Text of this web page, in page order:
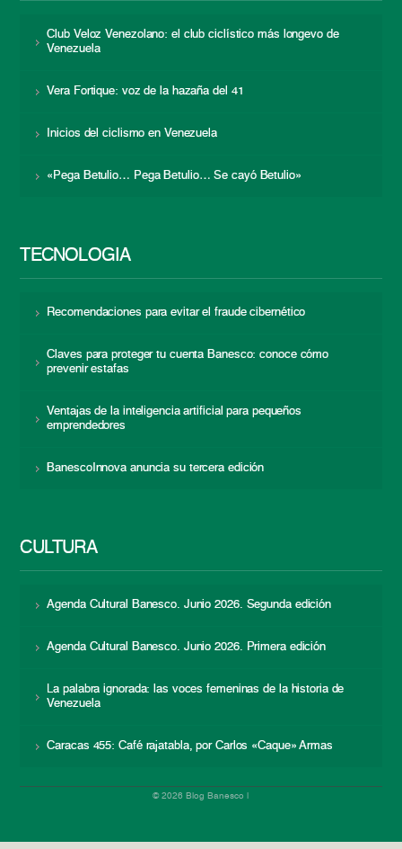
Club Veloz Venezolano: el club ciclístico más longevo de
Venezuela
Vera Fortique: voz de la hazaña del 41
Inicios del ciclismo en Venezuela
«Pega Betulio… Pega Betulio… Se cayó Betulio»
TECNOLOGÍA
Recomendaciones para evitar el fraude cibernético
Claves para proteger tu cuenta Banesco: conoce cómo
prevenir estafas
Ventajas de la inteligencia artificial para pequeños
emprendedores
BanescoInnova anuncia su tercera edición
CULTURA
Agenda Cultural Banesco. Junio 2026. Segunda edición
Agenda Cultural Banesco. Junio 2026. Primera edición
La palabra ignorada: las voces femeninas de la historia de
Venezuela
Caracas 455: Café rajatabla, por Carlos «Caque» Armas
© 2026 Blog Banesco |